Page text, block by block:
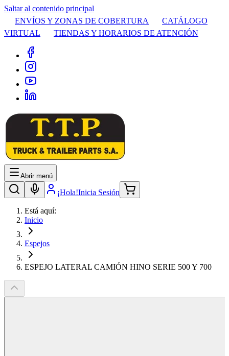
Saltar al contenido principal
ENVÍOS Y ZONAS DE COBERTURA
CATÁLOGO
VIRTUAL
TIENDAS Y HORARIOS DE ATENCIÓN
Abrir menú
¡Hola!Inicia Sesión
Está aquí:
Inicio
Espejos
ESPEJO LATERAL CAMIÓN HINO SERIE 500 Y 700